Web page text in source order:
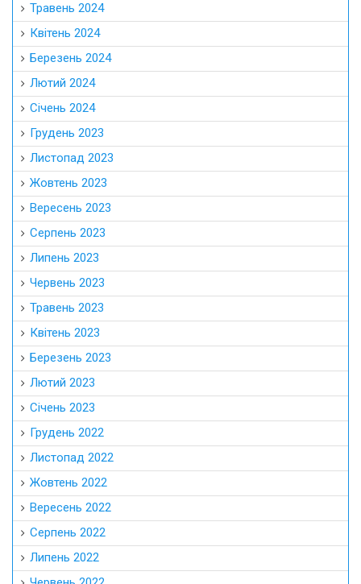
Травень 2024
Квітень 2024
Березень 2024
Лютий 2024
Січень 2024
Грудень 2023
Листопад 2023
Жовтень 2023
Вересень 2023
Серпень 2023
Липень 2023
Червень 2023
Травень 2023
Квітень 2023
Березень 2023
Лютий 2023
Січень 2023
Грудень 2022
Листопад 2022
Жовтень 2022
Вересень 2022
Серпень 2022
Липень 2022